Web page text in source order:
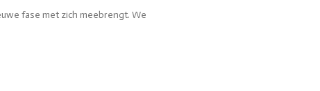
fase met zich meebrengt. We